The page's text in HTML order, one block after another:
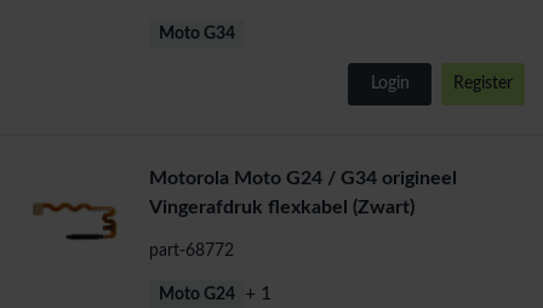
Moto G34
Login Register
Motorola Moto G24 / G34 origineel
Vingerafdruk flexkabel (Zwart)
part-68772
Moto G24 + 1